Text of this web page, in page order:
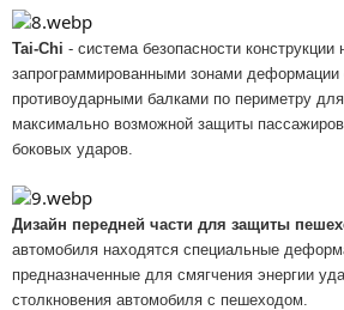
Tai-Chi - система безопасности конструкции
запрограммированными зонами
противоударными балками по периметру
максимально возможной защиты
боковых ударов.
Дизайн передней части для защиты
автомобиля находятся специальные
предназначенные для смягчения энергии
столкновения автомобиля с пешеходом.